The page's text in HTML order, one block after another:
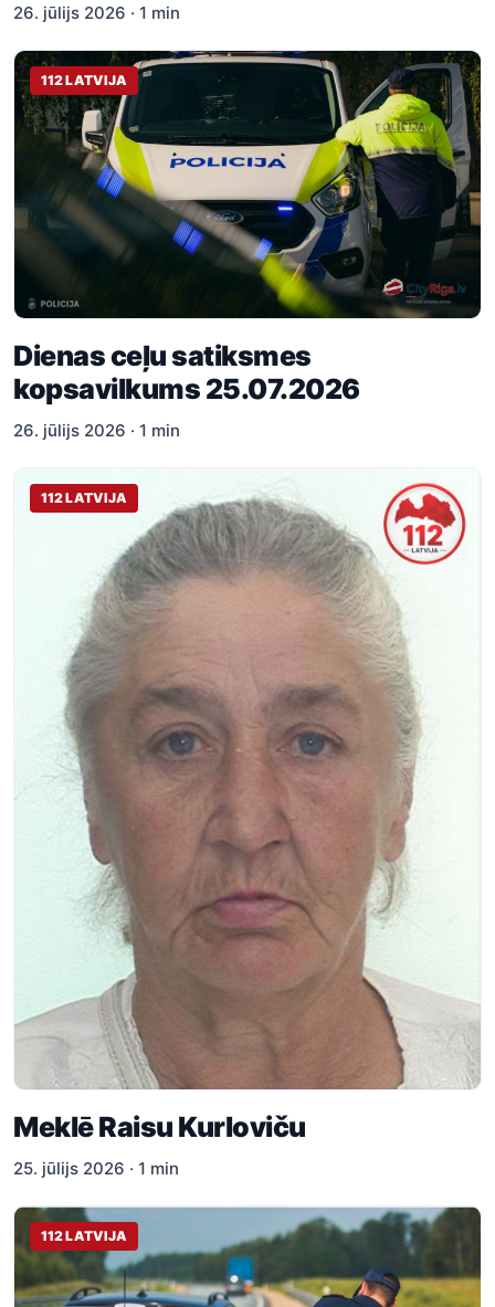
26. jūlijs 2026 · 1 min
112 LATVIJA
Dienas ceļu satiksmes
kopsavilkums 25.07.2026
26. jūlijs 2026 · 1 min
112 LATVIJA
Meklē Raisu Kurloviču
25. jūlijs 2026 · 1 min
112 LATVIJA